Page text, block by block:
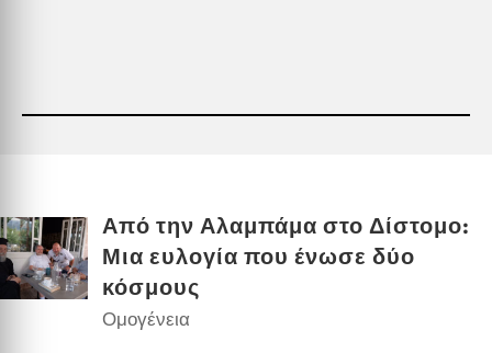
Από την Αλαμπάμα στο Δίστομο:
Μια ευλογία που ένωσε δύο
κόσμους
Ομογένεια